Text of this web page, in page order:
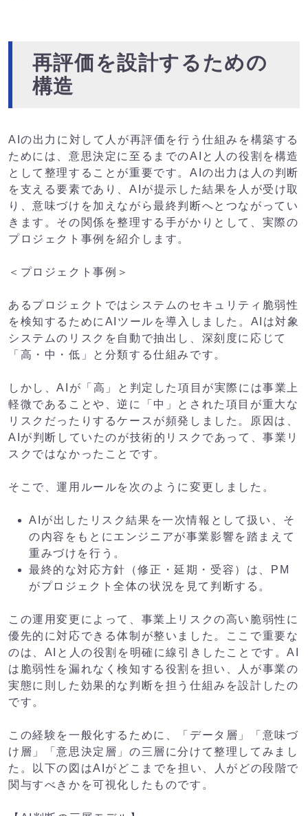
再評価を設計するための
構造
AIの出力に対して人が再評価を行う仕組みを構築する
ためには、意思決定に至るまでのAIと人の役割を構造
として整理することが重要です。AIの出力は人の判断
を支える要素であり、AIが提示した結果を人が受け取
り、意味づけを加えながら最終判断へとつながってい
きます。その関係を整理する手がかりとして、実際の
プロジェクト事例を紹介します。
＜プロジェクト事例＞
あるプロジェクトではシステムのセキュリティ脆弱性
を検知するためにAIツールを導入しました。AIは対象
システムのリスクを自動で抽出し、深刻度に応じて
「高・中・低」と分類する仕組みです。
しかし、AIが「高」と判定した項目が実際には事業上
軽微であることや、逆に「中」とされた項目が重大な
リスクだったりするケースが頻発しました。原因は、
AIが判断していたのが技術的リスクであって、事業リ
スクではなかったことです。
そこで、運用ルールを次のように変更しました。
AIが出したリスク結果を一次情報として扱い、そ
の内容をもとにエンジニアが事業影響を踏まえて
重みづけを行う。
最終的な対応方針（修正・延期・受容）は、PM
がプロジェクト全体の状況を見て判断する。
この運用変更によって、事業上リスクの高い脆弱性に
優先的に対応できる体制が整いました。ここで重要な
のは、AIと人の役割を明確に線引きしたことです。AI
は脆弱性を漏れなく検知する役割を担い、人が事業の
実態に則した効果的な判断を担う仕組みを設計したの
です。
この経験を一般化するために、「データ層」「意味づ
け層」「意思決定層」の三層に分けて整理してみまし
た。
以下の図はAIがどこまでを担い、人がどの段階で
関与すべきかを可視化したものです。